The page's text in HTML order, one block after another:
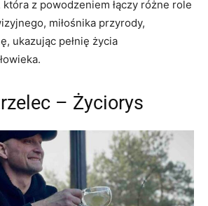
z powodzeniem łączy różne role
miłośnika przyrody,
ukazując pełnię życia
– Życiorys